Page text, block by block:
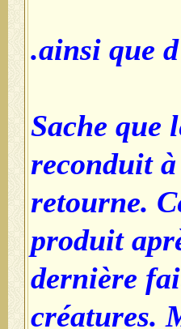
ainsi que
Sache que
reconduit
retourne.
produit
dernière
créatures.